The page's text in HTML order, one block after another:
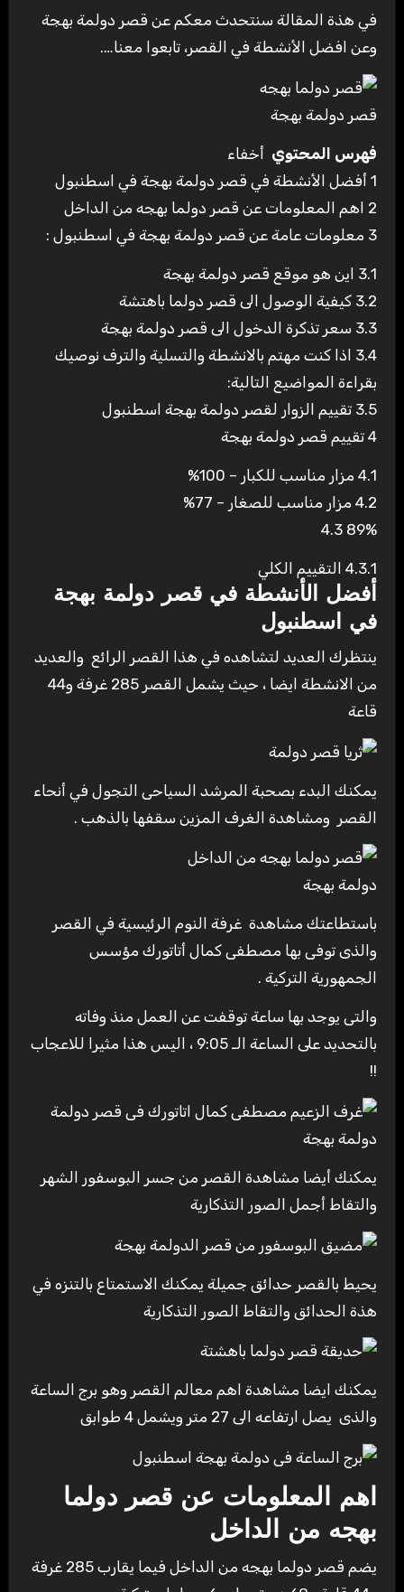
في هذة المقالة سنتحدث معكم عن قصر دولمة بهجة
وعن افضل الأنشطة في القصر، تابعوا معنا….
قصر دولمة بهجة
فهرس المحتوي أخفاء
1 أفضل الأنشطة في قصر دولمة بهجة في اسطنبول
2 اهم المعلومات عن قصر دولما بهجه من الداخل
3 معلومات عامة عن قصر دولمة بهجة في اسطنبول :
3.1 اين هو موقع قصر دولمة بهجة
3.2 كيفية الوصول الى قصر دولما باهتشة
3.3 سعر تذكرة الدخول الى قصر دولمة بهجة
3.4 اذا كنت مهتم بالانشطة والتسلية والترف نوصيك
بقراءة المواضيع التالية:
3.5 تقييم الزوار لقصر دولمة بهجة اسطنبول
4 تقييم قصر دولمة بهجة
4.1 مزار مناسب للكبار – 100%
4.2 مزار مناسب للصغار – 77%
4.3 89%
4.3.1 التقييم الكلي
أفضل الأنشطة في قصر دولمة بهجة
في اسطنبول
ينتظرك العديد لتشاهده في هذا القصر الرائع والعديد
من الانشطة ايضا ، حيث يشمل القصر 285 غرفة و44
قاعة
يمكنك البدء بصحبة المرشد السياحى التجول في أنحاء
القصر ومشاهدة الغرف المزين سقفها بالذهب .
دولمة بهجة
باستطاعتك مشاهدة غرفة النوم الرئيسية في القصر
والذى توفى بها مصطفى كمال أتاتورك مؤسس
الجمهورية التركية .
والتى يوجد بها ساعة توقفت عن العمل منذ وفاته
بالتحديد على الساعة الـ 9:05 ، اليس هذا مثيرا للاعجاب
!!
دولمة بهجة
يمكنك أيضا مشاهدة القصر من جسر البوسفور الشهر
والتقاط أجمل الصور التذكارية
يحيط بالقصر حدائق جميلة يمكنك الاستمتاع بالتنزه في
هذة الحدائق والتقاط الصور التذكارية
يمكنك ايضا مشاهدة اهم معالم القصر وهو برج الساعة
والذى يصل ارتفاعه الى 27 متر ويشمل 4 طوابق
اهم المعلومات عن قصر دولما
بهجه من الداخل
يضم قصر دولما بهجه من الداخل فيما يقارب 285 غرفة